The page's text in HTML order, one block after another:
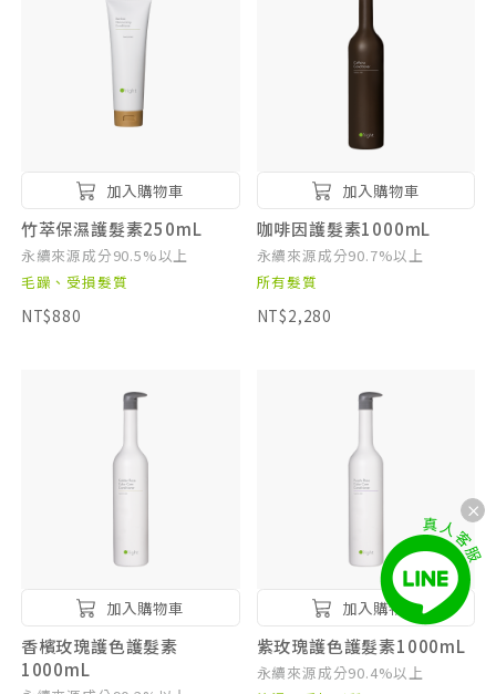
加入購物車
竹萃保濕護髮素250mL
永續來源成分90.5%以上
毛躁、受損髮質
NT$880
加入購物車
咖啡因護髮素1000mL
永續來源成分90.7%以上
所有髮質
NT$2,280
加入購物車
香檳玫瑰護色護髮素
1000mL
加入購物車
紫玫瑰護色護髮素1000mL
永續來源成分90.4%以上